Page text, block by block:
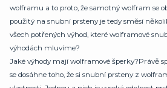
wolframu a to proto, že samotný wolfram se
použitý na snubní prsteny je tedy směsí
všech potřených výhod, které wolframové
výhodách mluvíme?
Jaké výhody mají wolframové šperky?Právě
se dosáhne toho, že si snubní prsteny z